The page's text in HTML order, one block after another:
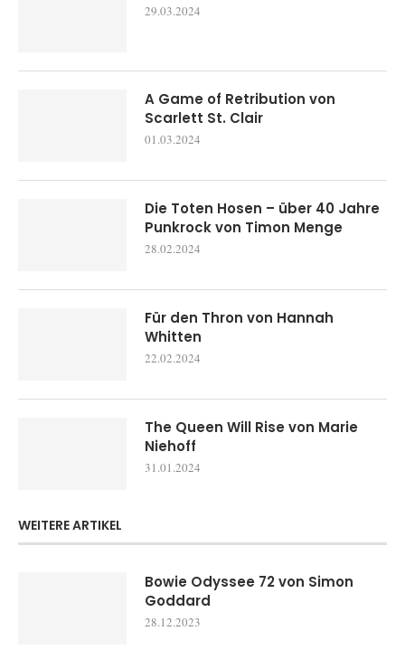
29.03.2024
A Game of Retribution von
Scarlett St. Clair
01.03.2024
Die Toten Hosen – über 40 Jahre
Punkrock von Timon Menge
28.02.2024
Für den Thron von Hannah
Whitten
22.02.2024
The Queen Will Rise von Marie
Niehoff
31.01.2024
WEITERE ARTIKEL
Bowie Odyssee 72 von Simon
Goddard
28.12.2023